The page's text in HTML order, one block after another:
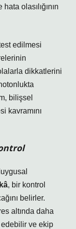
hata olasılığının
edilmesi
dikkatlerini
bilişsel
kavramını
, bir kontrol
belirler.
altında daha
edebilir ve ekip